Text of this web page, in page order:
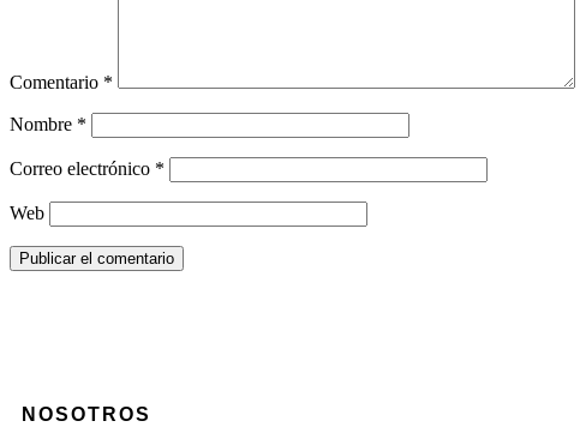
Comentario *
Nombre *
Correo electrónico *
Web
NOSOTROS